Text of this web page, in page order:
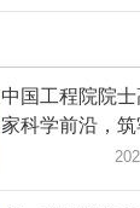
中国工程院院
家科学前沿，